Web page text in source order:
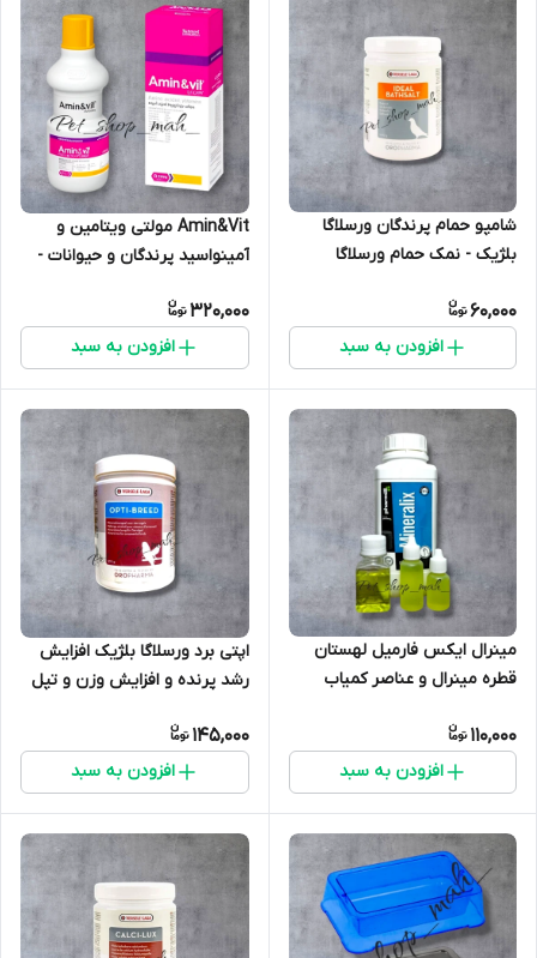
شامپو حمام پرندگان ورسلاگا
بلژیک - نمک حمام ورسلاگا
60,000
افزودن به سبد
Amin&Vit مولتی ویتامین و
آمینواسید پرندگان و حیوانات -
320,000
افزودن به سبد
مینرال ایکس فارمیل لهستان
قطره مینرال و عناصر کمیاب
110,000
افزودن به سبد
اپتی برد ورسلاگا بلژیک افزایش
رشد پرنده و افزایش وزن و تپل
145,000
افزودن به سبد